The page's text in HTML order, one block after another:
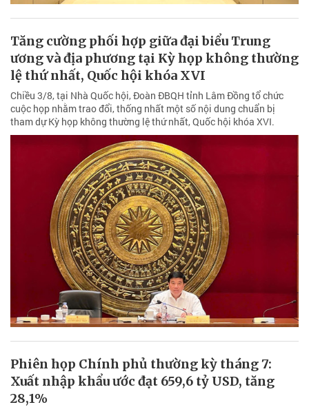
Tăng cường phối hợp giữa đại biểu Trung
ương và địa phương tại Kỳ họp không thường
lệ thứ nhất, Quốc hội khóa XVI
Chiều 3/8, tại Nhà Quốc hội, Đoàn ĐBQH tỉnh Lâm Đồng tổ chức
cuộc họp nhằm trao đổi, thống nhất một số nội dung chuẩn bị
tham dự Kỳ họp không thường lệ thứ nhất, Quốc hội khóa XVI.
Phiên họp Chính phủ thường kỳ tháng 7:
Xuất nhập khẩu ước đạt 659,6 tỷ USD, tăng
28,1%